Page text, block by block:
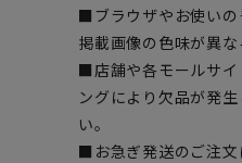
■ブラウザやお使いの
掲載画像の色味が異な
■店舗や各モールサイ
ングにより欠品が発
い。
■お急ぎ発送のご注文